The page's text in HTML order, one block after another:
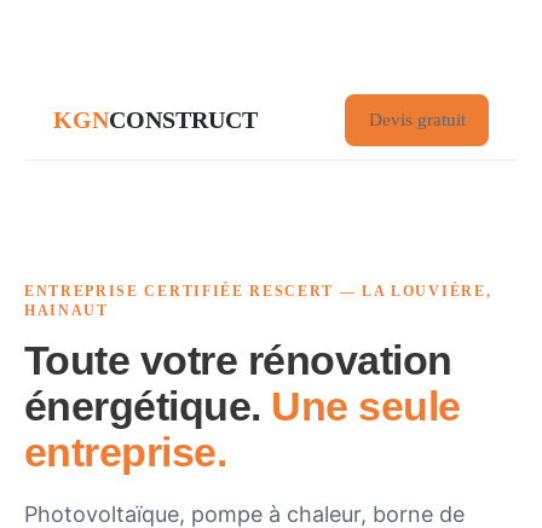
KGNCONSTRUCT Devis gratuit
ENTREPRISE CERTIFIÉE RESCERT — LA LOUVIÈRE,
HAINAUT
Toute votre rénovation
énergétique. Une seule
entreprise.
Photovoltaïque, pompe à chaleur, borne de